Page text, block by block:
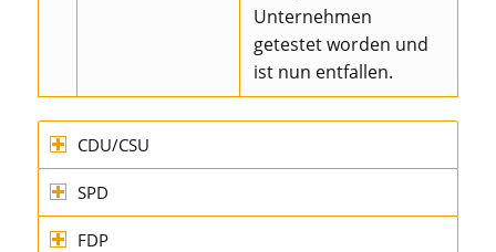
Unternehmen
getestet worden und
ist nun entfallen.
CDU/CSU
SPD
FDP